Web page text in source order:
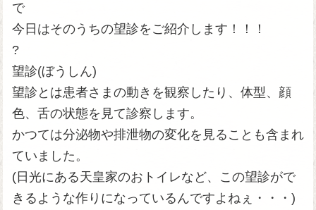
で
今日はそのうちの望診をご紹介します！！！
?
望診(ぼうしん)
望診とは患者さまの動きを観察したり、体型、顔
色、舌の状態を見て診察します。
かつては分泌物や排泄物の変化を見ることも含まれ
ていました。
(日光にある天皇家のおトイレなど、この望診がで
きるような作りになっているんですよねぇ・・・)